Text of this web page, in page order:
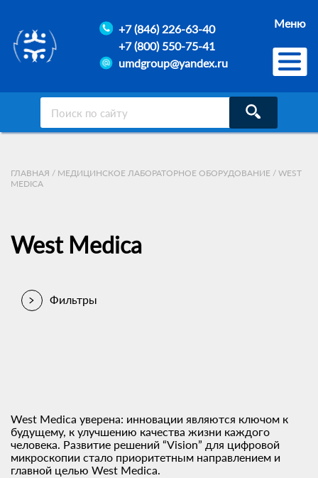
+7 (846) 226-63-40
+7 (800) 550-75-41
umdgroup@yandex.ru
Меню
ГЛАВНАЯ / МЕДИЦИНСКОЕ ЛАБОРАТОРНОЕ ОБОРУДОВАНИЕ / WEST
MEDICA
West Medica
Фильтры
West Medica уверена: инновации являются ключом к
будущему, к улучшению качества жизни каждого
человека. Развитие решений “Vision” для цифровой
микроскопии стало приоритетным направлением и
главной целью West Medica.